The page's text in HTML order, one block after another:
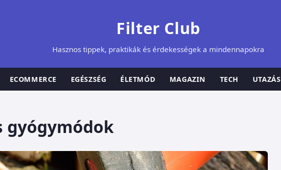
Filter Club
Hasznos tippek, praktikák és érdekességek a mindennapokra
ECOMMERCE EGÉSZSÉG ÉLETMÓD MAGAZIN TECH UTAZÁS
gyógymódok